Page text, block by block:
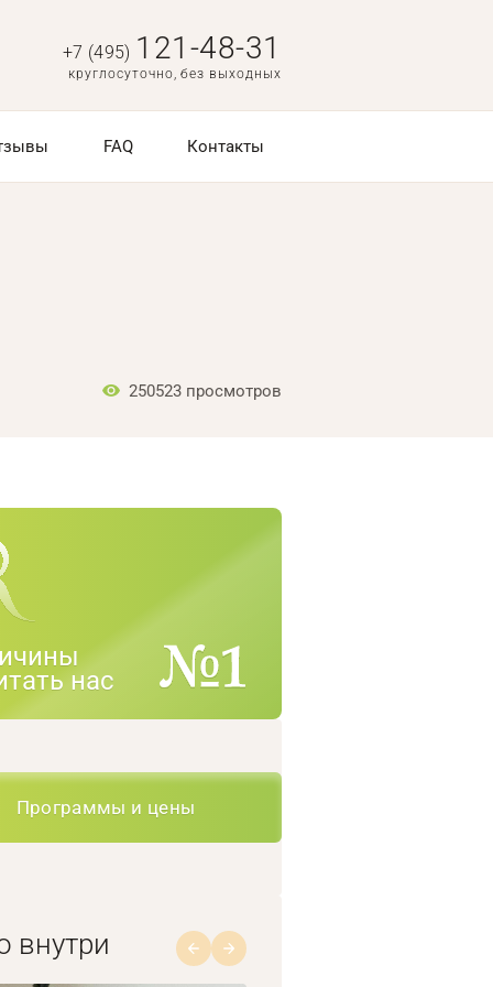
+7 (495) 121-48-31
круглосуточно, без выходных
FAQ Контакты
250523 просмотров
нас
Программы и цены
внутри